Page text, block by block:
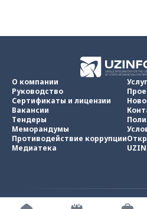
О компании
Руководство
Сертификаты и лицензии
Вакансии
Тендеры
Меморандумы
Противодействие коррупции
Медиатека
UZINFOCOM © 2002 - 2026